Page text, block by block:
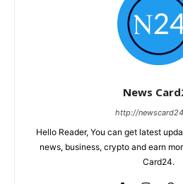
News
http://
Hello Reader, You can get latest
news, business, crypto and earn
Card24.